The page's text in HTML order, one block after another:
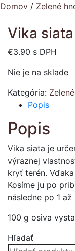
Domov / Zelené
Vika
€3.90 s DPH
Nie je na sklade
Kategória:
Popis
Popis
Vika siata je
výraznej
kryť terén.
Kosíme ju po
následne po 1
100 g osiva
Hľadať